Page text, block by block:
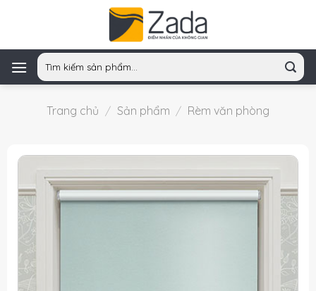
Tìm
kiếm:
Trang chủ / Sản phẩm / Rèm văn phòng